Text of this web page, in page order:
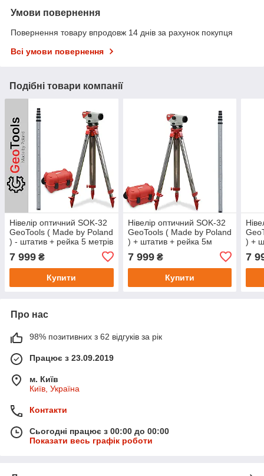
Умови повернення
Повернення товару впродовж 14 днів за рахунок покупця
Всі умови повернення
Подібні товари компанії
Нівелір оптичний SOK-32
GeoTools ( Made by Poland
) - штатив + рейка 5 метрів
підлоги оптичні нівеліри
7 999 ₴
Купити
Нівелір оптичний SOK-32
GeoTools ( Made by Poland
) + штатив + рейка 5м
технічний портативний
нівелір
7 999₴
Купити
) +
7
Про нас
98% позитивних з 62 відгуків за рік
Працює з 23.09.2019
м. Київ
Київ, Україна
Контакти
Сьогодні працює з 00:00 до 00:00
Показати весь графік роботи